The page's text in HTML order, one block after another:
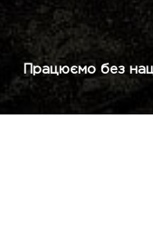
Працюємо без